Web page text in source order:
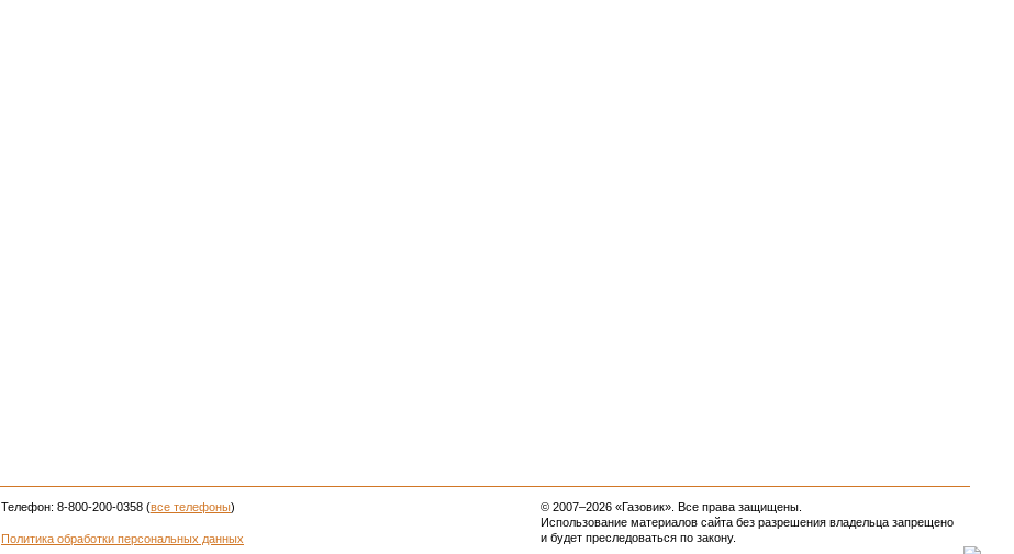
Телефон: 8-800-200-0358 (все телефоны)
Политика обработки персональных данных
© 2007–2026 «Газовик». Все права защищены.
Использование материалов сайта без разрешения владельца запрещено
и будет преследоваться по закону.